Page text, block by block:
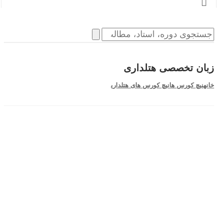
زبان تخصصی هتلداری
خانهنیچ کورس هانیچ کورس های هتلداری